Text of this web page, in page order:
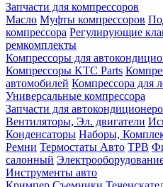
Запчасти для компрессоров
Масло Муфты компрессоров
компрессора Регулирующие
ремкомплекты
Компрессоры для
Компрессоры KTC Parts
автомобилей Компрессора для
Универсальные компрессора
Запчасти для
Вентиляторы, Эл. двигатели
Конденсаторы Наборы,
Ремни Термостаты Авто ТРВ
салонный
Инструменты авто